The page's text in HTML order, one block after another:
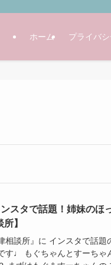
ホーム プライバ
スタで話題！姉妹のほ
】
談所』に インスタで話題
す♩ もぐちゃんとすーちゃ